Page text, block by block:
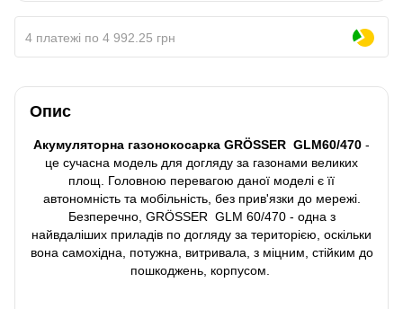
4 платежі по 4 992.25 грн
Опис
Акумуляторна газонокосарка GRÖSSER GLM60/470 -
це сучасна модель для догляду за газонами великих
площ. Головною перевагою даної моделі є її
автономність та мобільність, без прив'язки до мережі.
Безперечно, GRÖSSER GLM 60/470 - одна з
найвдаліших приладів по догляду за територією, оскільки
вона самохідна, потужна, витривала, з міцним, стійким до
пошкоджень, корпусом.